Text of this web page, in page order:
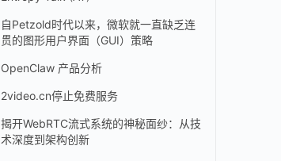
自Petzold时代以来，微软就一直缺乏连
贯的图形用户界面（GUI）策略
OpenClaw 产品分析
2video.cn停止免费服务
揭开WebRTC流式系统的神秘面纱：从技
术深度到架构创新